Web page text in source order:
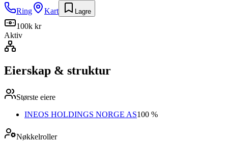
Ring
Kart Lagre
100k kr
Aktiv
Eierskap & struktur
Største eiere
INEOS HOLDINGS NORGE AS100 %
Nøkkelroller